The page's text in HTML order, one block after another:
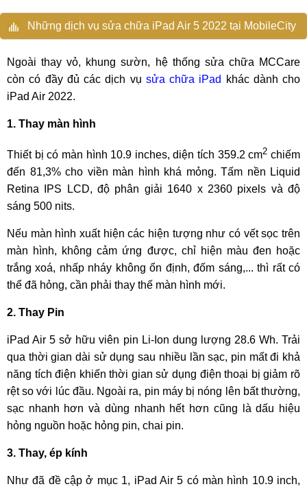
Những dịch vụ sửa chữa iPad Air 5 2022 tại MobileCity
Ngoài thay vỏ, khung sườn, hệ thống sửa chữa MCCare
còn có đầy đủ các dịch vụ sửa chữa iPad
khác dành cho
iPad Air 2022.
1. Thay màn hình
Thiết bị có màn hình 10.9 inches, diện tích 359.2 cm2 chiếm
đến 81,3% cho viền màn hình khá mỏng. Tấm nền Liquid
Retina IPS LCD, độ phân giải 1640 x 2360 pixels và độ
sáng 500 nits.
Nếu màn hình xuất hiện các hiện tượng như có vết sọc trên
màn hình, không cảm ứng được, chỉ hiện màu đen hoặc
trắng xoá, nhấp nháy không ổn định, đốm sáng,... thì rất có
thể đã hỏng, cần phải thay thế màn hình mới.
2. Thay Pin
iPad Air 5 sở hữu viên pin Li-Ion dung lượng 28.6 Wh. Trải
qua thời gian dài sử dụng sau nhiều lần sạc, pin mất đi khả
năng tích điện khiến thời gian sử dụng điện thoại bị giảm rõ
rệt so với lúc đầu. Ngoài ra, pin máy bị nóng lên bất thường,
sạc nhanh hơn và dùng nhanh hết hơn cũng là dấu hiệu
hỏng nguồn hoặc hỏng pin, chai pin.
3. Thay, ép kính
Như đã đề cập ở mục 1, iPad Air 5 có màn hình 10.9 inch,